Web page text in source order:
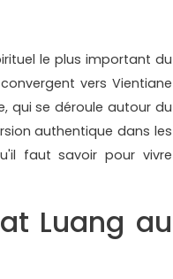
le plus important du
vers Vientiane
qui se déroule autour du
authentique dans les
faut savoir pour vivre
Luang au